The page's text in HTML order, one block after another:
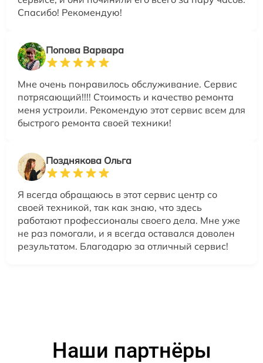
Спасибо! Рекомендую!
Попова Варвара
Мне очень понравилось обслуживание. Сервис
потрясающий!!!! Стоимость и качество ремонта
меня устроили. Рекомендую этот сервис всем для
быстрого ремонта своей техники!
Позднякова Ольга
Я всегда обращаюсь в этот сервис центр со
своей техникой, так как знаю, что здесь
работают профессионалы своего дела. Мне уже
не раз помогали, и я всегда оставался доволен
результатом. Благодарю за отличный сервис!
Наши партнёры